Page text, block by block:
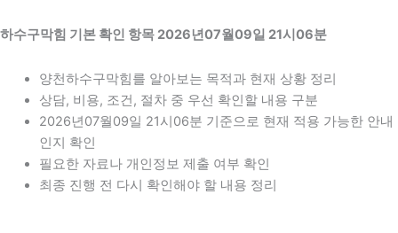
하수구막힘 기본 확인 항목 2026년07월09일 21시06분
양천하수구막힘를 알아보는 목적과 현재 상황 정리
상담, 비용, 조건, 절차 중 우선 확인할 내용 구분
2026년07월09일 21시06분 기준으로 현재 적용 가능한 안내
인지 확인
필요한 자료나 개인정보 제출 여부 확인
최종 진행 전 다시 확인해야 할 내용 정리